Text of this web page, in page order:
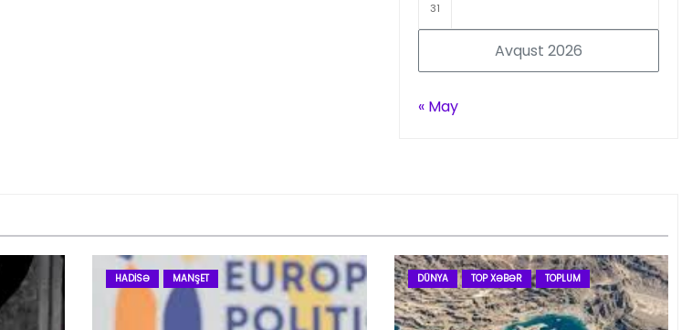
Avqust 2026
31
« May
HADISƏ MANŞET DÜNYA TOP XƏBƏR TOPLUM